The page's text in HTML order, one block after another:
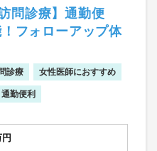
10件/年
あり
わせください！
問診療】通勤便
フォローアップ体
診療 女性医師におすすめ
通勤便利